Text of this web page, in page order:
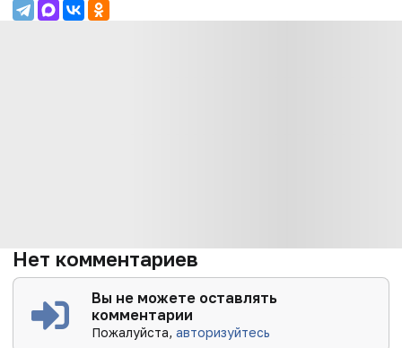
Нет комментариев
Вы не можете оставлять
комментарии
Пожалуйста,авторизуйтесь